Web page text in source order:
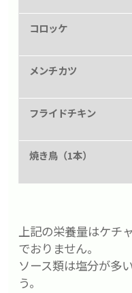
コロッケ
メンチカツ
フライドチキン
焼き鳥（1本）
上記の栄養量はケチ
でおりません。
ソース類は塩分が多
う。